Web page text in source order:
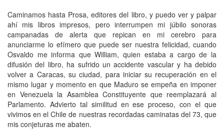
Caminamos hasta Prosa, editores del libro, y puedo ver y palpar
ahí mis libros impresos, pero interrumpen mi júbilo sonoras
campanadas de alerta que repican en mi cerebro para
anunciarme lo efímero que puede ser nuestra felicidad, cuando
Osvaldo me informa que William, quien estaba a cargo de la
difusión del libro, ha sufrido un accidente vascular y ha debido
volver a Caracas, su ciudad, para iniciar su recuperación en el
mismo lugar y momento en que Maduro se empeña en imponer
en Venezuela la Asamblea Constituyente que reemplazará al
Parlamento. Advierto tal similitud en ese proceso, con el que
vivimos en el Chile de nuestras recordadas caminatas del 73, que
mis conjeturas me abaten.